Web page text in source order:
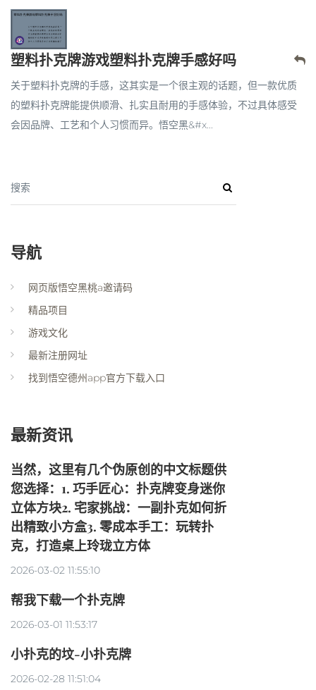
塑料扑克牌游戏塑料扑克牌手感好吗
关于塑料扑克牌的手感，这其实是一个很主观的话题，但一款优质
的塑料扑克牌能提供顺滑、扎实且耐用的手感体验，不过具体感受
会因品牌、工艺和个人习惯而异。悟空黑&#x...
搜索
导航
网页版悟空黑桃a邀请码
精品项目
游戏文化
最新注册网址
找到悟空德州app官方下载入口
最新资讯
当然，这里有几个伪原创的中文标题供
您选择：1. 巧手匠心：扑克牌变身迷你
立体方块2. 宅家挑战：一副扑克如何折
出精致小方盒3. 零成本手工：玩转扑
克，打造桌上玲珑立方体
2026-03-02 11:55:10
帮我下载一个扑克牌
2026-03-01 11:53:17
小扑克的坟-小扑克牌
2026-02-28 11:51:04